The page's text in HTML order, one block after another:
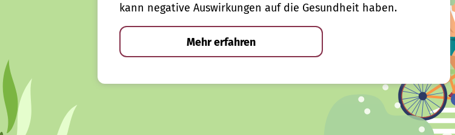
kann negative Auswirkungen auf die Gesundheit haben.
Mehr erfahren